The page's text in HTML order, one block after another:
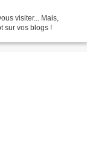
visiter... Mais,
sur vos blogs !